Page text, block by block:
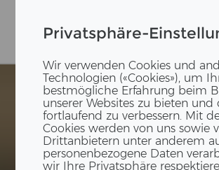
Privatsphäre-
Wir verwenden Cookies und
Technologien («Cookies»), um
bestmögliche Erfahrung beim
unserer Websites zu bieten und
fortlaufend zu verbessern. Mit
Cookies werden von uns sowie
Drittanbietern unter anderem
personenbezogene Daten
wir Ihre Privatsphäre